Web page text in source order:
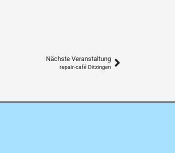
Nächste Veranstaltung
repair-café Ditzingen